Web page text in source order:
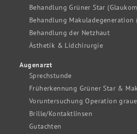
Behandlung Grüner Star
Behandlung Makuladegeneration
Behandlung der Netzhaut
Ästhetik & Lidchirurgie
Augenarzt
Sprechstunde
Früherkennung Grüner Star &
Voruntersuchung Operation
Brille/Kontaktlinsen
Gutachten